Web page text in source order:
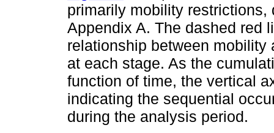
primarily mobility
Appendix A. The dashed red
relationship between
at each stage. As the
function of time, the vertical
indicating the sequential
during the analysis period.